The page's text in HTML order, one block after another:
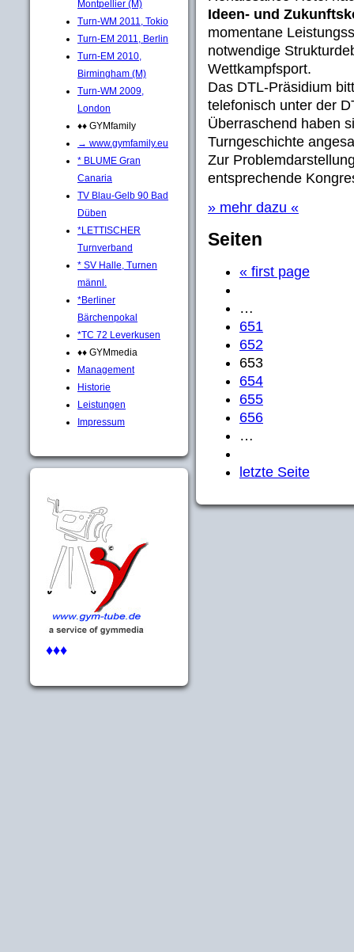
Montpellier (M)
Turn-WM 2011, Tokio
Turn-EM 2011, Berlin
Turn-EM 2010,
Birmingham (M)
Turn-WM 2009,
London
♦♦ GYMfamily
→ www.gymfamily.eu
* BLUME Gran
Canaria
TV Blau-Gelb 90 Bad
Düben
*LETTISCHER
Turnverband
* SV Halle, Turnen
männl.
*Berliner
Bärchenpokal
*TC 72 Leverkusen
♦♦ GYMmedia
Management
Historie
Leistungen
Impressum
♦♦♦
Ideen- und
momentane
notwendige
Wettkampfsport.
Das DTL-Präsidium
telefonisch unter der
Überraschend haben
Turngeschichte
Zur
entsprechende
» mehr dazu «
Seiten
« first page
…
651
652
653
654
655
656
…
letzte Seite